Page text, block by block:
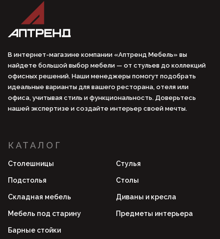
В интернет-магазине компании «Аптренд Мебель» вы
найдете большой выбор мебели — от стульев до коллекций
офисных решений. Наши менеджеры помогут подобрать
идеальные варианты для вашего ресторана, отеля или
офиса, учитывая стиль и функциональность. Доверьтесь
нашей экспертизе и создайте интерьер своей мечты.
КАТАЛОГ
Столешницы Стулья
Подстолья Столы
Складная мебель Диваны и кресла
Мебель под старину Предметы интерьера
Барные стойки